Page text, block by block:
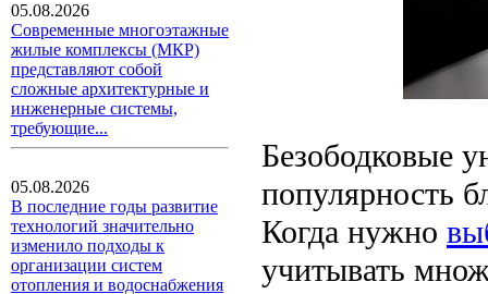
05.08.2026
Современные многоэтажные
жилые комплексы (МКР)
представляют собой
сложные архитектурные и
инженерные системы,
требующие...
05.08.2026
В последние годы развитие
технологий значительно
изменило подходы к
организации систем
отопления и водоснабжения
Безободковые
популярность
Когда нужно
учитывать